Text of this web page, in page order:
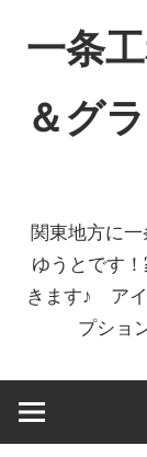
一条
＆グ
関東地方に
ゆうとです
きます♪ アイ
プショ